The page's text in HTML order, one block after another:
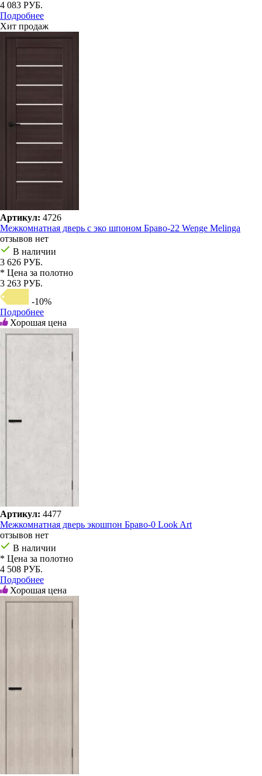
4 083 РУБ.
Подробнее
Хит продаж
Артикул: 4726
Межкомнатная дверь с эко шпоном Браво-22 Wenge Melinga
отзывов нет
В наличии
3 626 РУБ.
* Цена за полотно
3 263 РУБ.
-10%
Подробнее
Хорошая цена
Артикул: 4477
Межкомнатная дверь экошпон Браво-0 Look Art
отзывов нет
В наличии
* Цена за полотно
4 508 РУБ.
Подробнее
Хорошая цена